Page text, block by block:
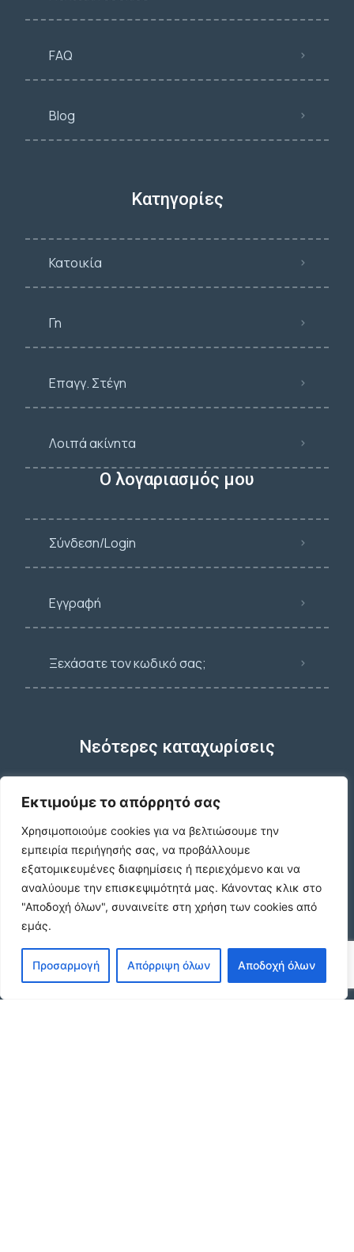
Εκτιμούμε το απόρρητό σας
Χρησιμοποιούμε cookies για να βελτιώσουμε την
εμπειρία περιήγησής σας, να προβάλλουμε
εξατομικευμένες διαφημίσεις ή περιεχόμενο και να
αναλύουμε την επισκεψιμότητά μας. Κάνοντας κλικ στο
"Αποδοχή όλων", συναινείτε στη χρήση των cookies από
εμάς.
Προσαρμογή Απόρριψη όλων Αποδοχή όλων
FAQ
Blog
Κατηγορίες
Κατοικία
Γη
Επαγγ. Στέγη
Λοιπά ακίνητα
Ο λογαριασμός μου
Σύνδεση/Login
Εγγραφή
Ξεχάσατε τον κωδικό σας;
Νεότερες καταχωρίσεις
ΕΝΟΙΚΙΑΣΗ ΔΙΑΜΕΡΙΣΜΑΤΟΣ ΧΑΡΙΛΑΟΥ
ΘΕΣΣΑΛΟΝΙΚΗ
€600 /μήνα
€52 /μήνα